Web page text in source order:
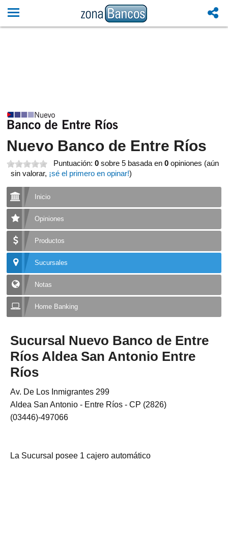
Nuevo Banco de Entre Ríos
Puntuación:0 sobre 5 basada en0 opiniones (aún
sin valorar, ¡sé el primero en opinar!)
Inicio
Opiniones
Productos
Sucursales
Notas
Home Banking
Sucursal Nuevo Banco de Entre
Ríos Aldea San Antonio Entre
Ríos
Av. De Los Inmigrantes 299
Aldea San Antonio - Entre Ríos - CP (2826)
(03446)-497066
La Sucursal posee 1 cajero automático